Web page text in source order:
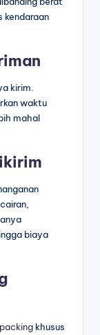
kendaraan
kirim.
waktu
mahal
, cairan,
biaya
packing khusus